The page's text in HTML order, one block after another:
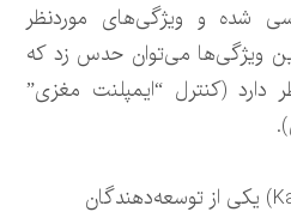
شده و ویژگی‌های موردنظر
ویژگی‌ها می‌توان حدس زد که
دارد (کنترل “ایمپلنت مغزی”
“کایوان یانگ” (Kaiyuan Yang) یکی از توسعه‌دهندگان